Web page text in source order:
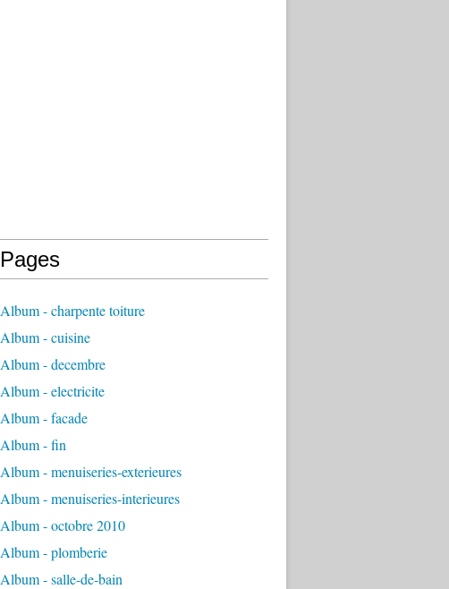
Pages
Album - charpente toiture
Album - cuisine
Album - decembre
Album - electricite
Album - facade
Album - fin
Album - menuiseries-exterieures
Album - menuiseries-interieures
Album - octobre 2010
Album - plomberie
Album - salle-de-bain